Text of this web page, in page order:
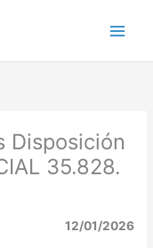
Disposición
35.828.
12/01/2026